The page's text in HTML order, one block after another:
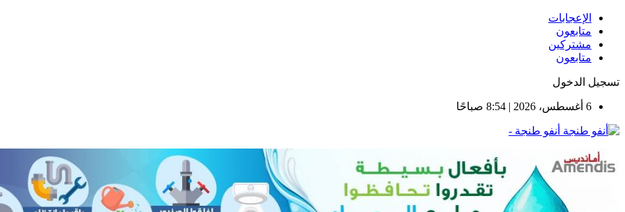
الإعجابات
متابعون
مشتركين
متابعون
تسجيل الدخول
6 أغسطس، 2026 | 8:54 صباحًا
أنفو طنجة -